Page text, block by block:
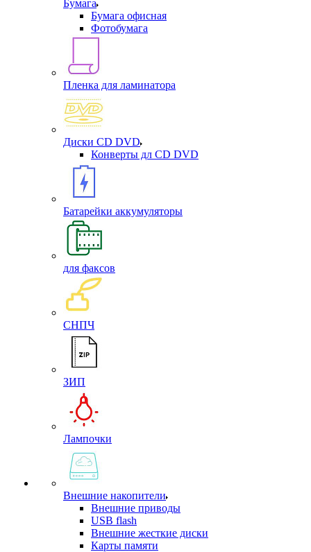
Бумага
Бумага офисная
Фотобумага
Пленка для ламинатора
Диски CD DVD
Конверты дл CD DVD
Батарейки аккумуляторы
для факсов
СНПЧ
ЗИП
Лампочки
Внешние накопители
Внешние приводы
USB flash
Внешние жесткие диски
Карты памяти